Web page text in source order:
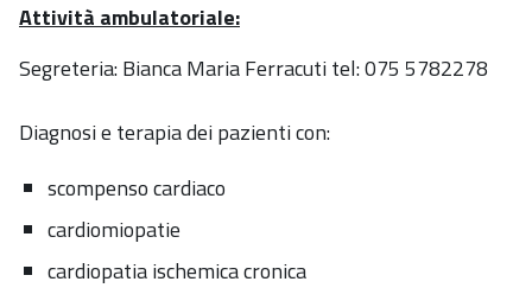
Attività ambulatoriale:
Segreteria: Bianca Maria Ferracuti tel: 075 5782278
Diagnosi e terapia dei pazienti con:
scompenso cardiaco
cardiomiopatie
cardiopatia ischemica cronica